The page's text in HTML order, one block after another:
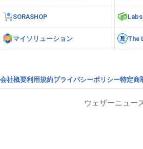
SORASHOP
マイソリューション The
会社概要利用規約プライバシーポリシー特定商
ウェザーニュー